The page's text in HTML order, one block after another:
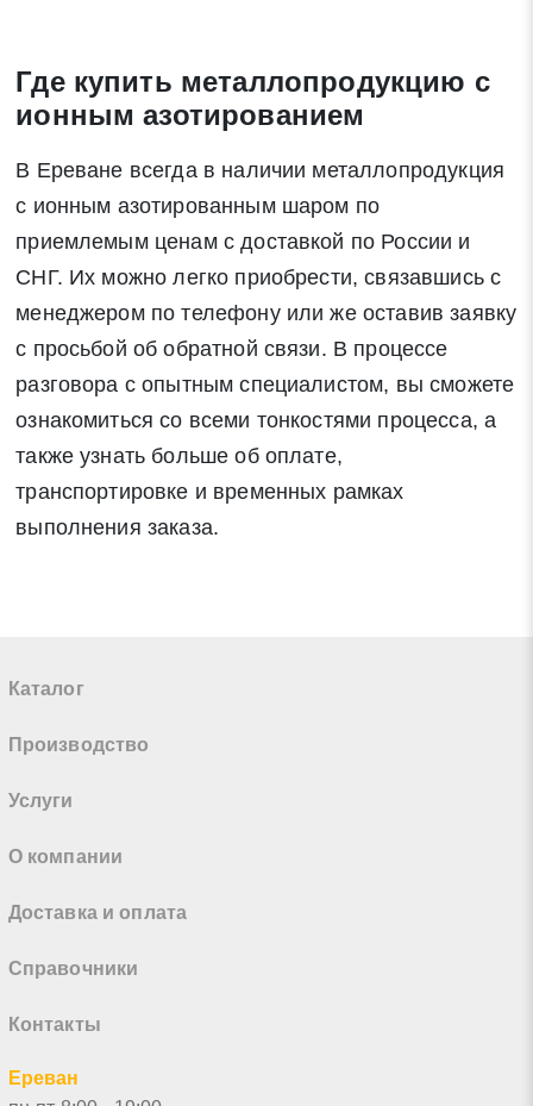
Где купить металлопродукцию с
ионным азотированием
В Ереване всегда в наличии металлопродукция
с ионным азотированным шаром по
приемлемым ценам с доставкой по России и
СНГ. Их можно легко приобрести, связавшись с
менеджером по телефону или же оставив заявку
с просьбой об обратной связи. В процессе
разговора с опытным специалистом, вы сможете
ознакомиться со всеми тонкостями процесса, а
также узнать больше об оплате,
транспортировке и временных рамках
выполнения заказа.
Каталог
Производство
Услуги
О компании
Доставка и оплата
Справочники
Контакты
Ереван